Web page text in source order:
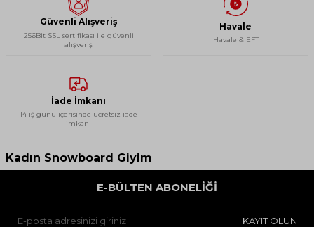
Güvenli Alışveriş
256Bit SSL sertifikası ile güvenli
alışveriş
Havale
Havale & EFT
İade İmkanı
14 iş günü içerisinde ücretsiz iade
imkanı
Kadın Snowboard Giyim
E-BÜLTEN ABONELIĞI
KAYIT OLUN